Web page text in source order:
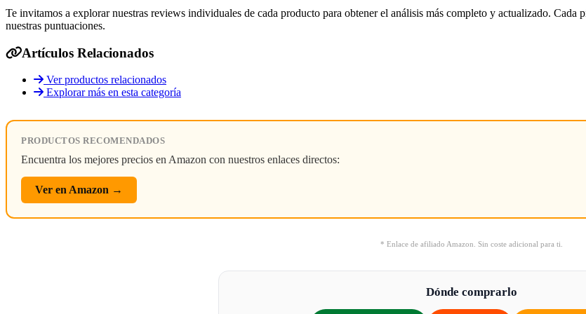
Te invitamos a explorar nuestras reviews individuales de cada producto para obtener el análisis más completo y actualizado.
nuestras puntuaciones.
Artículos Relacionados
Ver productos relacionados
Explorar más en esta categoría
PRODUCTOS RECOMENDADOS
Encuentra los mejores precios en Amazon con nuestros enlaces directos:
Ver en Amazon →
* Enlace de afiliado Amazon. Sin coste adicional para ti.
Dónde comprarlo